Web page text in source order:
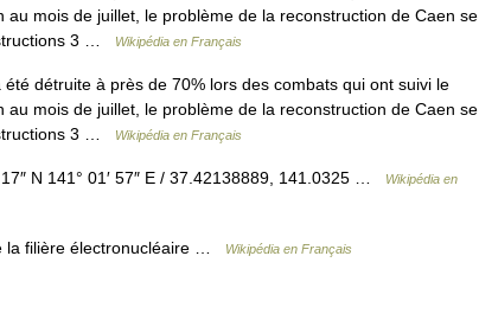
mois de juillet, le problème de la reconstruction de Caen se
3 …
Wikipédia en Français
détruite à près de 70% lors des combats qui ont suivi le
mois de juillet, le problème de la reconstruction de Caen se
3 …
Wikipédia en Français
N 141° 01′ 57″ E / 37.42138889, 141.0325 …
Wikipédia en
la filière électronucléaire … Wikipédia en Français